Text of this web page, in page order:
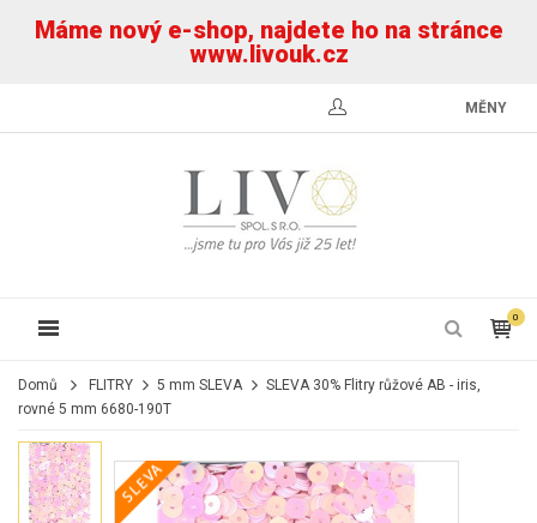
Máme nový e-shop, najdete ho na stránce
www.livouk.cz
MĚNY
0
Domů FLITRY 5 mm SLEVA
SLEVA 30% Flitry růžové AB - iris,
rovné 5 mm 6680-190T